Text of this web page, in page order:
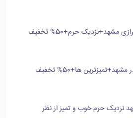
حرم+50% تخفیف
ها+50% تخفیف
نزدیک حرم خوب و تمیز از نظر